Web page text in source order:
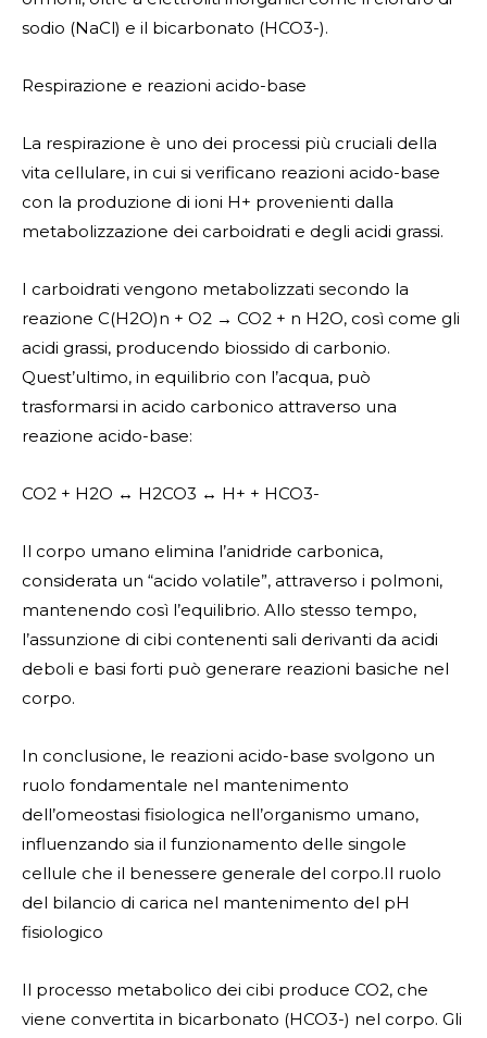
sodio (NaCl) e il bicarbonato (HCO3-).
Respirazione e reazioni acido-base
La respirazione è uno dei processi più cruciali della
vita cellulare, in cui si verificano reazioni acido-base
con la produzione di ioni H+ provenienti dalla
metabolizzazione dei carboidrati e degli acidi grassi.
I carboidrati vengono metabolizzati secondo la
reazione C(H2O)n + O2 → CO2 + n H2O, così come gli
acidi grassi, producendo biossido di carbonio.
Quest’ultimo, in equilibrio con l’acqua, può
trasformarsi in acido carbonico attraverso una
reazione acido-base:
CO2 + H2O ↔ H2CO3 ↔ H+ + HCO3-
Il corpo umano elimina l’anidride carbonica,
considerata un “acido volatile”, attraverso i polmoni,
mantenendo così l’equilibrio. Allo stesso tempo,
l’assunzione di cibi contenenti sali derivanti da acidi
deboli e basi forti può generare reazioni basiche nel
corpo.
In conclusione, le reazioni acido-base svolgono un
ruolo fondamentale nel mantenimento
dell’omeostasi fisiologica nell’organismo umano,
influenzando sia il funzionamento delle singole
cellule che il benessere generale del corpo.Il ruolo
del bilancio di carica nel mantenimento del pH
fisiologico
Il processo metabolico dei cibi produce CO2, che
viene convertita in bicarbonato (HCO3-) nel corpo. Gli